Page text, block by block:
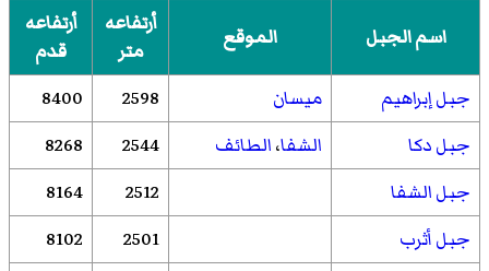
اسم الجبل الموقع
أرتفاعه
متر
أرتفاعه
قدم
جبل إبراهيم
ميسان 2598
8400
جبل دكا
الشفا،الطائف 2544
8268
جبل الشفا
2512
8164
جبل أثرب
2501
8102